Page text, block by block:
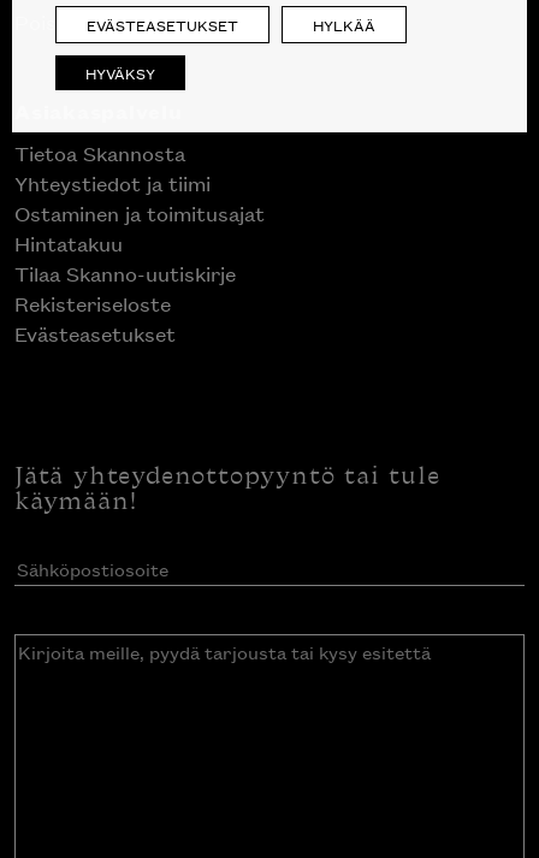
Poistuvat mallikappaleet
Tietoa Skannosta
Yhteystiedot ja tiimi
Ostaminen ja toimitusajat
Hintatakuu
Tilaa Skanno-uutiskirje
Rekisteriseloste
Evästeasetukset
Jätä yhteydenottopyyntö tai tule
käymään!
Sähköpostiosoite(Pakollinen)
Kirjoita
EVÄSTEASETUKSET HYLKÄÄ
HYVÄKSY